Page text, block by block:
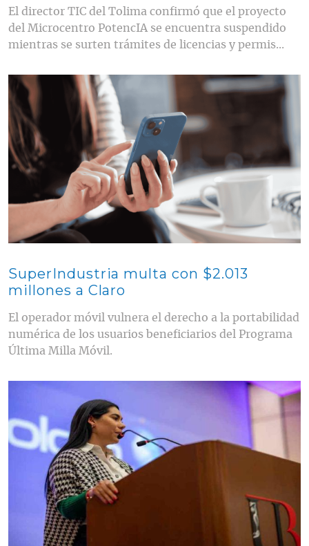
El director TIC del Tolima confirmó que el proyecto
del Microcentro PotencIA se encuentra suspendido
mientras se surten trámites de licencias y permis...
Contenido multimedia principal
SuperIndustria multa con $2.013
millones a Claro
El operador móvil vulnera el derecho a la portabilidad
numérica de los usuarios beneficiarios del Programa
Última Milla Móvil.
Contenido multimedia principal